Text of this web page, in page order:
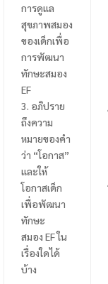
การดูแล
สุขภาพสมอง
ของเด็กเพื่อ
การพัฒนา
ทักษะสมอง
EF
3. อภิปราย
ถึงความ
หมายของคำ
ว่า “โอกาส”
และให้
โอกาสเด็ก
เพื่อพัฒนา
ทักษะ
สมอง EFใน
เรื่องใดได้
บ้าง